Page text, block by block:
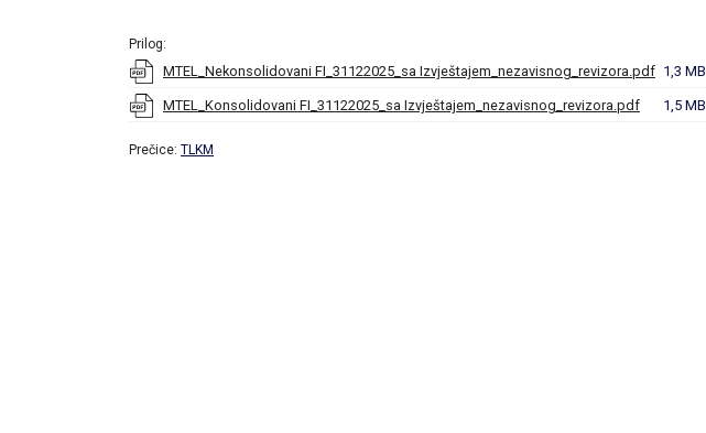
Prilog:
MTEL_Nekonsolidovani FI_31122025_sa Izvještajem_nezavisnog_revizora.pdf 1,3 MB
MTEL_Konsolidovani FI_31122025_sa Izvještajem_nezavisnog_revizora.pdf 1,5 MB
Prečice: TLKM